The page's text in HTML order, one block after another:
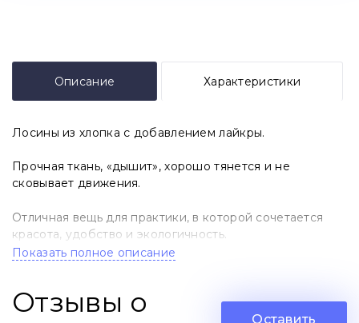
Описание Характеристики
Лосины из хлопка с добавлением лайкры.
Прочная ткань, «дышит», хорошо тянется и не
сковывает движения.
Отличная вещь для практики, в которой сочетается
красота, удобство и экологичность.
Показать полное описание
Отзывы о
Оставить